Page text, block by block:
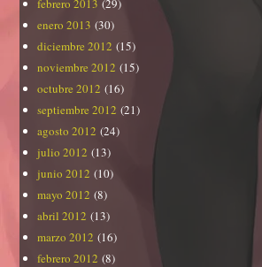
febrero 2013 (29)
enero 2013 (30)
diciembre 2012 (15)
noviembre 2012 (15)
octubre 2012 (16)
septiembre 2012 (21)
agosto 2012 (24)
julio 2012 (13)
junio 2012 (10)
mayo 2012 (8)
abril 2012 (13)
marzo 2012 (16)
febrero 2012 (8)